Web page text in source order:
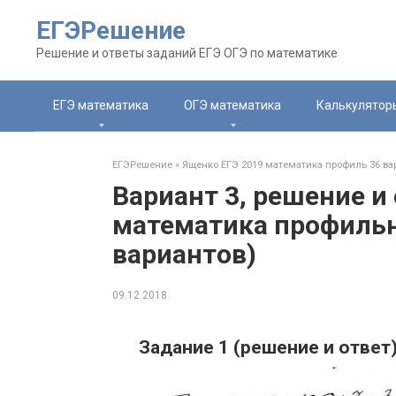
контенту
ЕГЭРешение
Решение и ответы заданий ЕГЭ ОГЭ по математике
ЕГЭ математика ОГЭ математика
ЕГЭРешение » Ященко ЕГЭ 2019 математика профиль 36
Вариант 3, решение
математика
вариантов)
09.12.2018
Задание 1 (решение и